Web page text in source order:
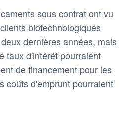
sous contrat ont vu
biotechnologiques
dernières années, mais
taux d'intérêt pourraient
de financement pour les
coûts d'emprunt pourraient